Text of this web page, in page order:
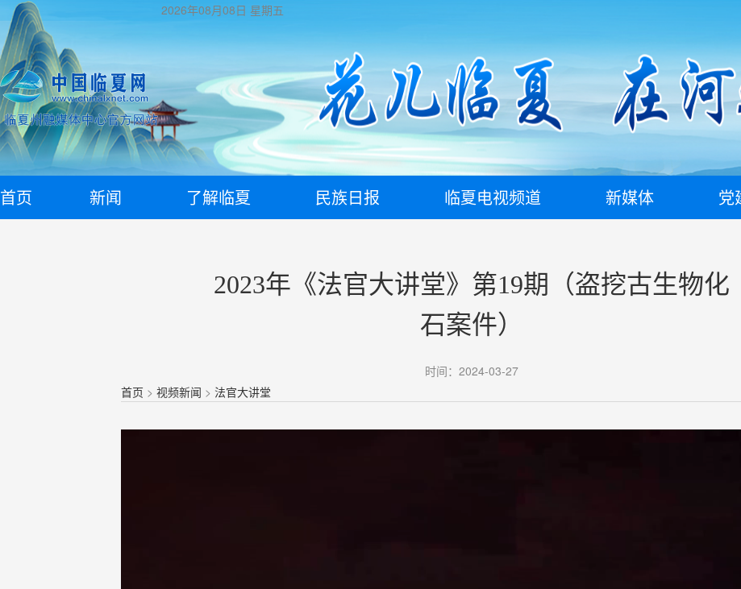
2026年08月08日 星期五
首页 新闻 了解临夏 民族日报 临夏电视频道 新媒体 党
2023年《法官大讲堂》第19期（盗挖古生物化
石案件）
时间：2024-03-27
首页 > 视频新闻 > 法官大讲堂